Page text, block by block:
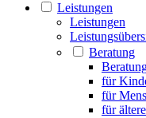
Leistungen
Leistungen
Beratung
für
für
für